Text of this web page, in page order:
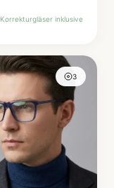
Korrekturgläser inklusive
3